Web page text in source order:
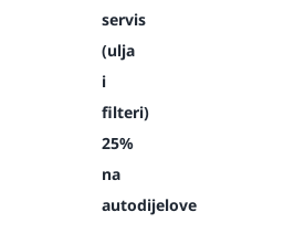
servis
(ulja
i
filteri)
25%
na
autodijelove